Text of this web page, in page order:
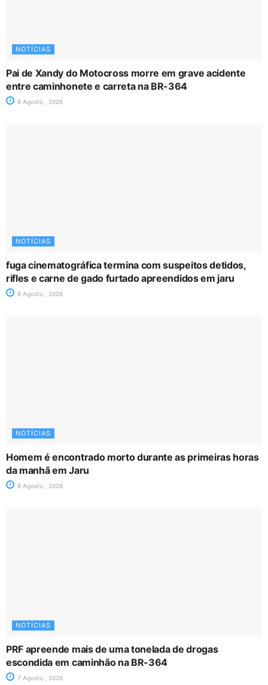
NOTÍCIAS
Pai de Xandy do Motocross morre em grave acidente
entre caminhonete e carreta na BR-364
8 Agosto , 2026
NOTÍCIAS
fuga cinematográfica termina com suspeitos detidos,
rifles e carne de gado furtado apreendidos em jaru
8 Agosto , 2026
NOTÍCIAS
Homem é encontrado morto durante as primeiras horas
da manhã em Jaru
8 Agosto , 2026
NOTÍCIAS
PRF apreende mais de uma tonelada de drogas
escondida em caminhão na BR-364
7 Agosto , 2026